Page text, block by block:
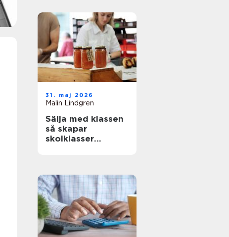
31. maj 2026
Malin Lindgren
Sälja med klassen
så skapar
skolklasser